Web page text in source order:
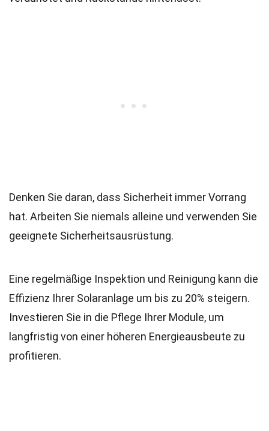
Denken Sie daran, dass Sicherheit immer Vorrang
hat. Arbeiten Sie niemals alleine und verwenden Sie
geeignete Sicherheitsausrüstung.
Eine regelmäßige Inspektion und Reinigung kann die
Effizienz Ihrer Solaranlage um bis zu 20% steigern.
Investieren Sie in die Pflege Ihrer Module, um
langfristig von einer höheren Energieausbeute zu
profitieren.